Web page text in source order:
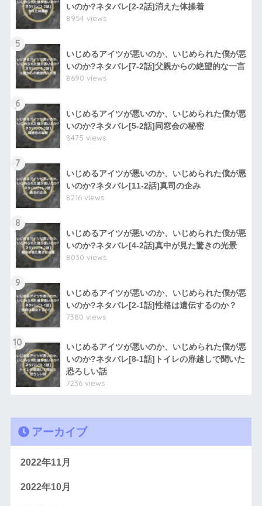
いのか?ネタバレ[2-2話]消えた体操着
8954 views
5
いじめるアイツが悪いのか、いじめられた僕が悪
いのか?ネタバレ[7-2話]父親からの絶望的な一言
8690 views
6
いじめるアイツが悪いのか、いじめられた僕が悪
いのか?ネタバレ[5-2話]同窓会の秘密
8475 views
7
いじめるアイツが悪いのか、いじめられた僕が悪
いのか?ネタバレ[11-2話]真司の企み
8216 views
8
いじめるアイツが悪いのか、いじめられた僕が悪
いのか?ネタバレ[4-2話]真中が見た驚きの光景
8030 views
9
いじめるアイツが悪いのか、いじめられた僕が悪
いのか?ネタバレ[2-1話]性格は遺伝するのか？
7380 views
10
いじめるアイツが悪いのか、いじめられた僕が悪
いのか?ネタバレ[8-1話]トイレの扉越しで聞いた
恐ろしい話
7236 views
アーカイブ
2022年11月
2022年10月